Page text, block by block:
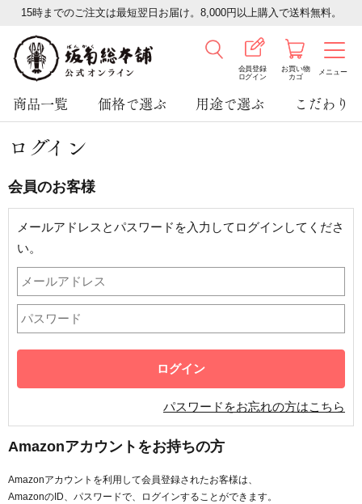
15時までのご注文は最短翌日お届け。8,000円以上購入で送料無料。
会員登録
ログイン
お買い物
カゴ
メニュー
商品一覧 価格で選ぶ 用途で選ぶ こだわり
ログイン
会員のお客様
メールアドレスとパスワードを入力してログインしてくださ
い。
パスワードをお忘れの方はこちら
Amazonアカウントをお持ちの方
Amazonアカウントを利用して会員登録されたお客様は、
AmazonのID、パスワードで、ログインすることができます。